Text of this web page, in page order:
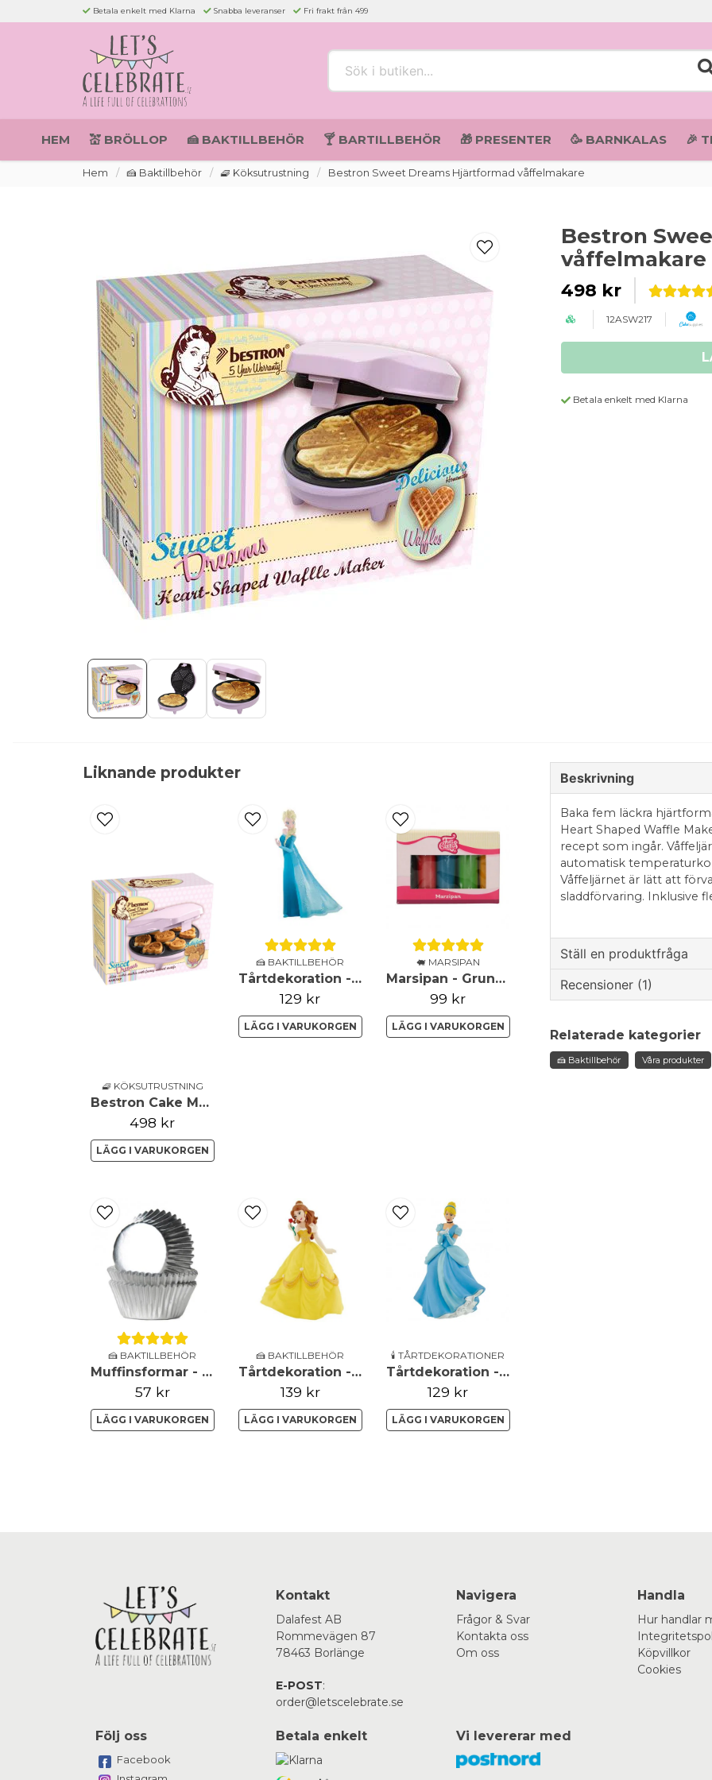
Betala enkelt med Klarna Snabba leveranser Fri frakt från 499
HEM 💒 BRÖLLOP 🍰 BAKTILLBEHÖR 🍸 BARTILLBEHÖR 🎁 PRESENTER 🥳 BARNKALAS 🎉
Hem 🍰 Baktillbehör 🧇 Köksutrustning Bestron Sweet Dreams Hjärtformad våffelmakare
Bestron
våffelmakare
498 kr
12ASW217
Betala enkelt med Klarna
Liknande produkter
🧇 KÖKSUTRUSTNING
Bestron Cake Maker Djur Former
498 kr
LÄGG I VARUKORGEN
🍰 BAKTILLBEHÖR
Tårtdekoration - Frozen - Elsa
129 kr
LÄGG I VARUKORGEN
🐖 MARSIPAN
Marsipan - Grundfärger - Mixpack
99 kr
LÄGG I VARUKORGEN
🍰 BAKTILLBEHÖR
Muffinsformar - Mini - Metallic - Silver
57 kr
LÄGG I VARUKORGEN
🍰 BAKTILLBEHÖR
Tårtdekoration - Belle
139 kr
LÄGG I VARUKORGEN
🕯️ TÅRTDEKORATIONER
Tårtdekoration - Askungen
129 kr
LÄGG I VARUKORGEN
Beskrivning
Baka fem läckra
Heart Shaped Waffle
recept som ingår.
automatisk
Våffeljärnet är lätt att
sladdförvaring. Inklusive
Ställ en produktfråga
question
Fråga oss något om
name
Recensioner (1)
Mikael
Snabb leverans. Blev
Relaterade kategorier
🍰 Baktillbehör Våra produkter
Kontakt
Dalafest AB
Rommevägen 87
78463 Borlänge
E-POST:
order@letscelebrate.se
Navigera
Frågor & Svar
Kontakta oss
Om oss
Handla
Hur handlar
Köpvillkor
Cookies
Följ oss
Facebook
Betala enkelt Vi levererar med